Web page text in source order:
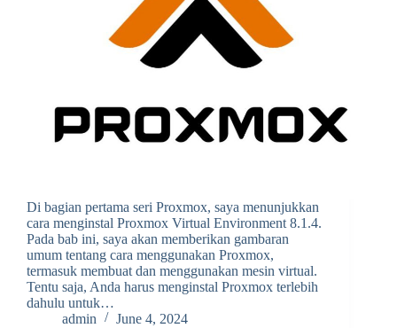
Di bagian pertama seri Proxmox, saya menunjukkan
cara menginstal Proxmox Virtual Environment 8.1.4.
Pada bab ini, saya akan memberikan gambaran
umum tentang cara menggunakan Proxmox,
termasuk membuat dan menggunakan mesin virtual.
Tentu saja, Anda harus menginstal Proxmox terlebih
dahulu untuk…
admin
June 4, 2024